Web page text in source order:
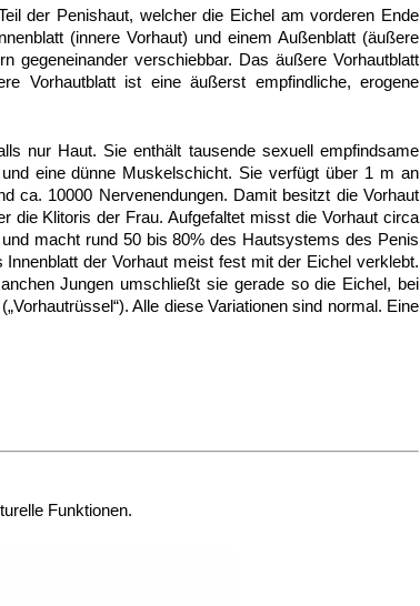
der Penishaut, welcher die Eichel am vorderen Ende
(innere Vorhaut) und einem Außenblatt (äußere
gegeneinander verschiebbar. Das äußere Vorhautblatt
Vorhautblatt ist eine äußerst empfindliche, erogene
nur Haut. Sie enthält tausende sexuell empfindsame
eine dünne Muskelschicht. Sie verfügt über 1 m an
ca. 10000 Nervenendungen. Damit besitzt die Vorhaut
die Klitoris der Frau. Aufgefaltet misst die Vorhaut circa
macht rund 50 bis 80% des Hautsystems des Penis
der Vorhaut meist fest mit der Eichel verklebt.
Jungen umschließt sie gerade so die Eichel, bei
Alle diese Variationen sind normal. Eine
Funktionen.